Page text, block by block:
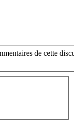
de cette